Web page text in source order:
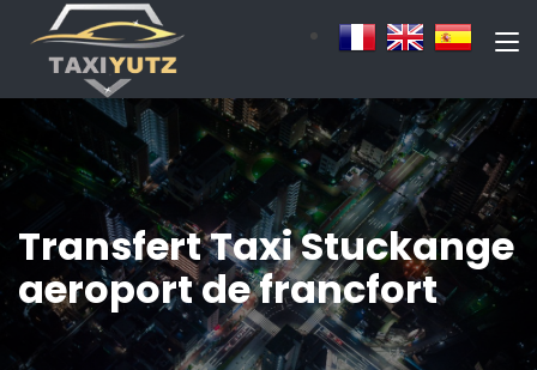
Transfert Taxi Stuckange
aeroport de francfort